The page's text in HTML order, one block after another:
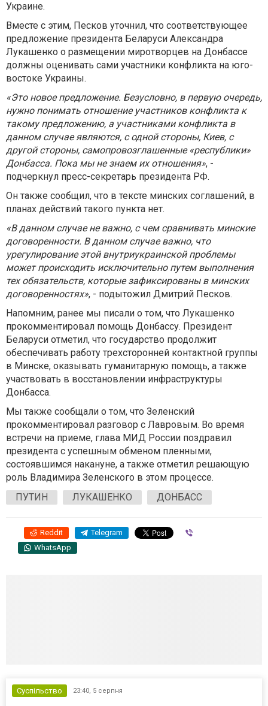
Украине.
Вместе с этим, Песков уточнил, что соответствующее
предложение президента Беларуси Александра
Лукашенко о размещении миротворцев на Донбассе
должны оценивать сами участники конфликта на юго-
востоке Украины.
«Это новое предложение. Безусловно, в первую очередь,
нужно понимать отношение участников конфликта к
такому предложению, а участниками конфликта в
данном случае являются, с одной стороны, Киев, с
другой стороны, самопровозглашенные «республики»
Донбасса. Пока мы не знаем их отношения», -
подчеркнул пресс-секретарь президента РФ.
Он также сообщил, что в тексте минских соглашений, в
планах действий такого пункта нет.
«В данном случае не важно, с чем сравнивать минские
договоренности. В данном случае важно, что
урегулирование этой внутриукраинской проблемы
может происходить исключительно путем выполнения
тех обязательств, которые зафиксированы в минских
договоренностях», - подытожил Дмитрий Песков.
Напомним, ранее мы писали о том, что Лукашенко
прокомментировал помощь Донбассу. Президент
Беларуси отметил, что государство продолжит
обеспечивать работу трехсторонней контактной группы
в Минске, оказывать гуманитарную помощь, а также
участвовать в восстановлении инфраструктуры
Донбасса.
Мы также сообщали о том, что Зеленский
прокомментировал разговор с Лавровым. Во время
встречи на приеме, глава МИД России поздравил
президента с успешным обменом пленными,
состоявшимся накануне, а также отметил решающую
роль Владимира Зеленского в этом процессе.
ПУТИН
ЛУКАШЕНКО ДОНБАСС
Reddit Telegram
WhatsApp
Суспільство 23:40, 5 серпня